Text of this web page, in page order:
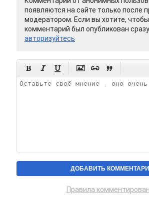
появляются на сайте только после
модератором. Если вы хотите,
комментарий был опубликован
авторизуйтесь
     
Правила